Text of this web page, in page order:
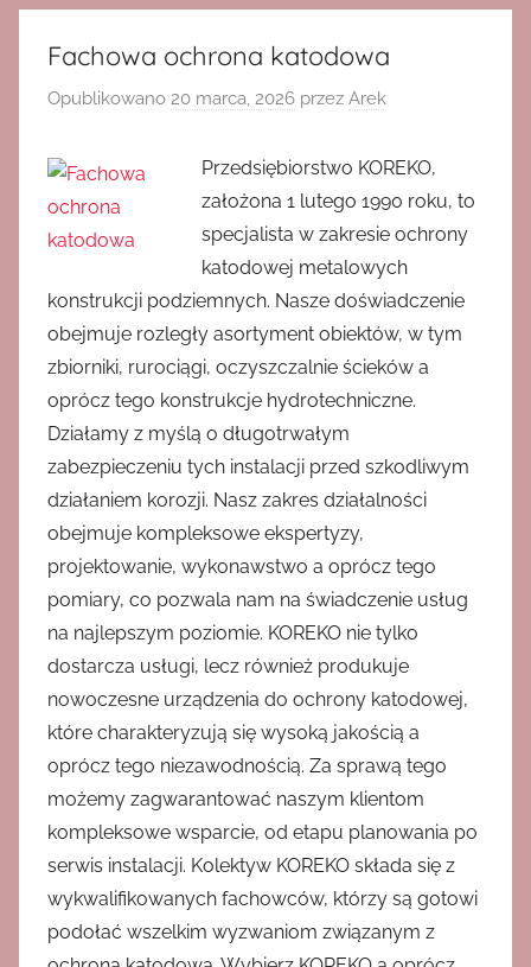
Fachowa ochrona katodowa
Opublikowano 20 marca, 2026 przez Arek
Przedsiębiorstwo KOREKO,
założona 1 lutego 1990 roku, to
specjalista w zakresie ochrony
katodowej metalowych
konstrukcji podziemnych. Nasze doświadczenie
obejmuje rozległy asortyment obiektów, w tym
zbiorniki, rurociągi, oczyszczalnie ścieków a
oprócz tego konstrukcje hydrotechniczne.
Działamy z myślą o długotrwałym
zabezpieczeniu tych instalacji przed szkodliwym
działaniem korozji. Nasz zakres działalności
obejmuje kompleksowe ekspertyzy,
projektowanie, wykonawstwo a oprócz tego
pomiary, co pozwala nam na świadczenie usług
na najlepszym poziomie. KOREKO nie tylko
dostarcza usługi, lecz również produkuje
nowoczesne urządzenia do ochrony katodowej,
które charakteryzują się wysoką jakością a
oprócz tego niezawodnością. Za sprawą tego
możemy zagwarantować naszym klientom
kompleksowe wsparcie, od etapu planowania po
serwis instalacji. Kolektyw KOREKO składa się z
wykwalifikowanych fachowców, którzy są gotowi
podołać wszelkim wyzwaniom związanym z